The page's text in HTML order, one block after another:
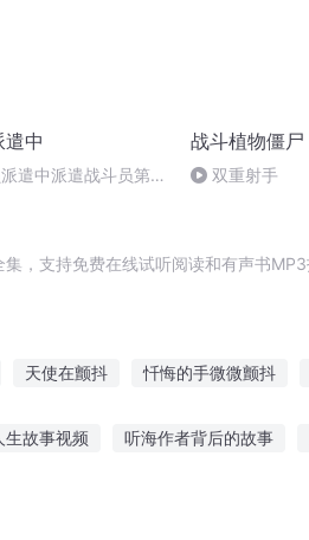
中
遣中派遣战斗员第一
战斗植物僵尸
双重射手
，支持免费在线试听阅读和有声书MP3
天使在颤抖 忏悔的手微微颤抖
生故事视频 听海作者背后的故事